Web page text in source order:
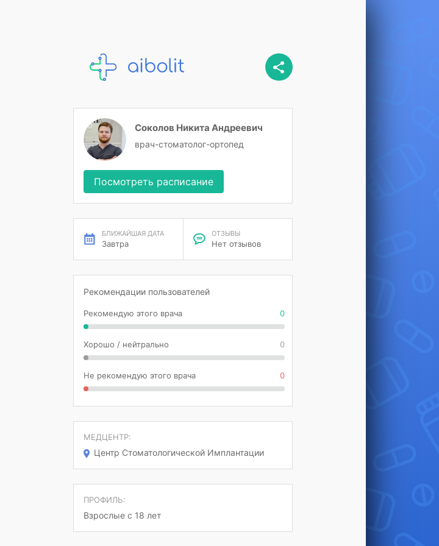
Соколов Никита Андреевич
врач-стоматолог-ортопед
Посмотреть расписание
БЛИЖАЙШАЯ ДАТА
Завтра
ОТЗЫВЫ
Нет отзывов
Рекомендации пользователей
Рекомендую этого врача 0
Хорошо / нейтрально 0
Не рекомендую этого врача 0
МЕДЦЕНТР:
Центр Стоматологической Имплантации
ПРОФИЛЬ:
Взрослые с 18 лет